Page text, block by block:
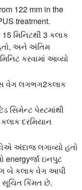
122 mm in the
treatment.
મિનિટથી 3 કલાક
અને અંતિમ
કરવામાં આવ્યો
વેગ લગભગ2કલાક
સિમેન્ટ પેસ્ટમાંથી
કલાક દરમિયાન
અંદાજ લગાવ્યો હતો
energyર્જા ઇનપુટ
બે કલાક વેગ આપી
સૂચિત કિંમત છે.